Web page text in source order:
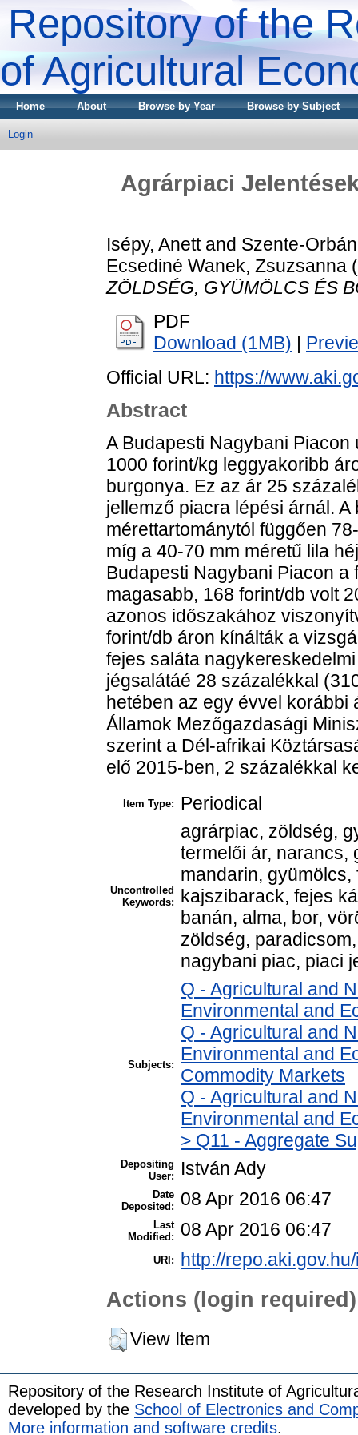
Repository of the
of Agricultural
Home About Browse by Year Browse by Subject
Login
Agrárpiaci
Isépy, Anettand Szente-
Ecsediné Wanek, Zsuzsanna
ZÖLDSÉG, GYÜMÖLCS ÉS
PDF
Download (1MB)
Official URL: https://
Abstract
A Budapesti Nagybani
1000 forint/kg leggyakoribb
burgonya. Ez az ár 25
jellemző piacra lépési árnál.
mérettartománytól függően
míg a 40-70 mm méretű lila
Budapesti Nagybani Piacon
magasabb, 168 forint/db volt
azonos időszakához
forint/db áron kínálták a
fejes saláta
jégsalátáé 28 százalékkal
hetében az egy évvel korábbi
Államok Mezőgazdasági
szerint a Dél-afrikai
elő 2015-ben, 2 százalékkal
Item Type: Periodical
Uncontrolled
Keywords:
agrárpiac, zöldség,
termelői ár, narancs,
mandarin,
kajszibarack, fejes
banán, alma, bor,
zöldség,
nagybani piac, piaci
Subjects:
Q - Agricultural and
Environmental and
Q - Agricultural and
Environmental and
Commodity Markets
Q - Agricultural and
Environmental and
> Q11 - Aggregate
Depositing
User:
István Ady
Date
Deposited:
08 Apr 2016 06:47
Last
Modified:
08 Apr 2016 06:47
URI: http://
Actions (login required)
View Item
Repository of the Research Institute of
developed by the School of Electronics and
More information and software credits.